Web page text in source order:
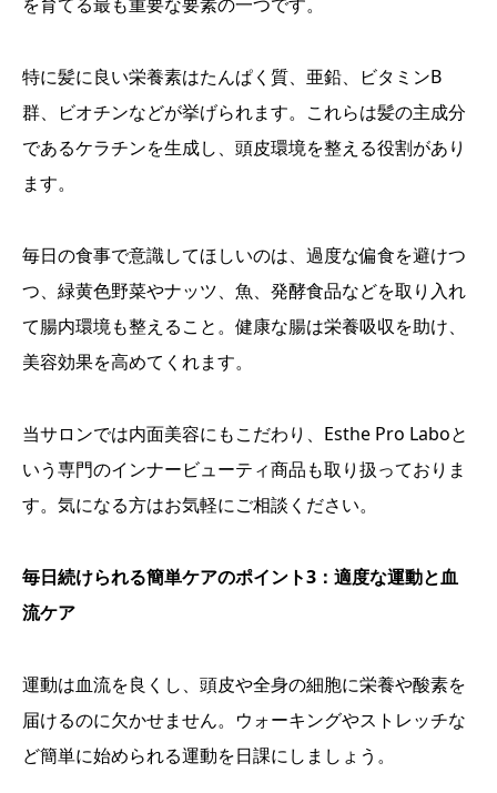
特に髪に良い栄養素はたんぱく質、亜鉛、ビタミンB
群、ビオチンなどが挙げられます。これらは髪の主成分
であるケラチンを生成し、頭皮環境を整える役割があり
ます。
毎日の食事で意識してほしいのは、過度な偏食を避けつ
つ、緑黄色野菜やナッツ、魚、発酵食品などを取り入れ
て腸内環境も整えること。健康な腸は栄養吸収を助け、
美容効果を高めてくれます。
当サロンでは内面美容にもこだわり、Esthe Pro Laboと
いう専門のインナービューティ商品も取り扱っておりま
す。気になる方はお気軽にご相談ください。
毎日続けられる簡単ケアのポイント3：適度な運動と血
流ケア
運動は血流を良くし、頭皮や全身の細胞に栄養や酸素を
届けるのに欠かせません。ウォーキングやストレッチな
ど簡単に始められる運動を日課にしましょう。